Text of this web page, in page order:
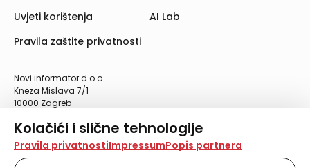
Kolačići i slične tehnologije
Na našoj web stranici koristimo kolačiće i slične
tehnologije za pohranu, čitanje i obradu informacija na
Pravila privatnostiImpressumPopis partnera
Novi informator d.o.o.
Kneza Mislava 7/1
10000 Zagreb
Telefaks: 01/4612-553
info@informator.hr
Uvjeti korištenja
Pravila zaštite privatnosti
AI Lab